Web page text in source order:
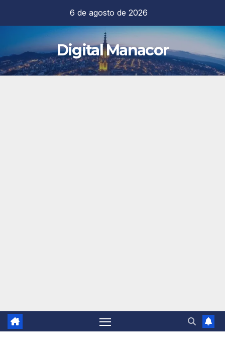
contenido
6 de agosto de 2026
Digital Manacor